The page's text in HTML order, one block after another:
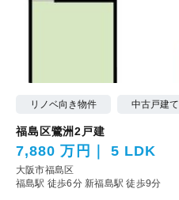
リノベ向き物件 中古戸建て
福島区鷺洲2戸建
7,880 万円 5 LDK
大阪市福島区
福島駅 徒歩6分 新福島駅 徒歩9分